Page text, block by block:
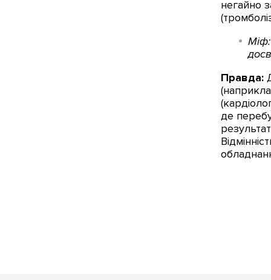
негайно
Міф:
Правда:
де